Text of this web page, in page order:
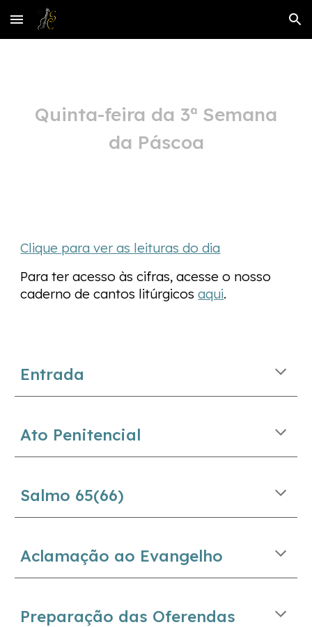
Skip to main content Skip to navigation
Quinta-feira da 3ª Semana
da Páscoa
Clique para ver as leituras do dia
Para ter acesso às cifras, acesse o nosso
caderno de cantos litúrgicos aqui.
Entrada
Ato Penitencial
Salmo 65(66)
Aclamação ao Evangelho
Preparação das Oferendas